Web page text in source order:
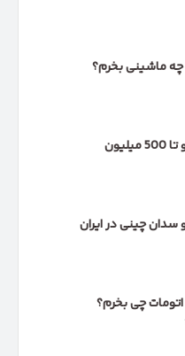
چه ماشینی بخرم؟
سدان چینی در ایران
چی بخرم؟